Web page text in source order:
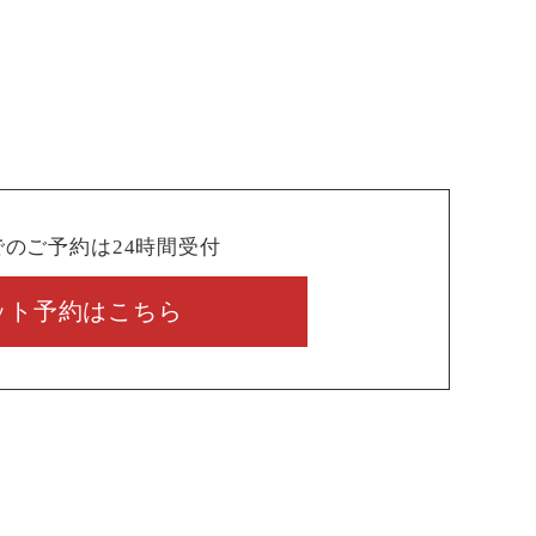
のご予約は24時間受付
ト予約はこちら